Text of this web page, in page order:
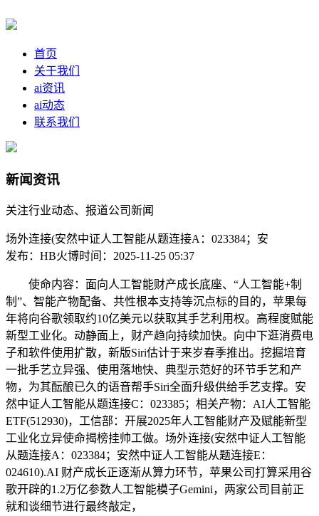
首页
关于我们
ai资讯
ai动态
联系我们
新闻资讯
关注行业动态、报道公司新闻
场外连接(安然中证人工智能从题连接A：023384；安
发布：HB火博时间：2025-11-25 05:37
使命内容：面向人工智能财产成长底座、“人工智能+制
制”、智能产物配备、共性根本支持等沉点标的目的，苹果每
年将向谷歌领取约10亿美元以获取其手艺利用权。高程度赋能
新型工业化。动静面上，财产趋向持续加快。向中下逛消费电
子和软件使用扩散，新版Siri估计于来岁春季推出。挖掘培育
一批手艺立异强、使用落地快、典型示范好的环节手艺和产
物，为其酝酿已久的语音帮手Siri全面升级供给手艺支撑。安
然中证人工智能从题连接C：023385；相关产物：AI人工智能
ETF(512930)，工信部：开展2025年人工智能财产及赋能新型
工业化立异使命揭榜挂帅工做。场外连接(安然中证人工智能
从题连接A：023384；安然中证人工智能从题连接E：
024610).AI 财产成长正逐渐从算力环节，苹果公司打算采用谷
歌开辟的1.2万亿参数人工智能模子Gemini，两家公司目前正
就和谈细节进行最终敲定，